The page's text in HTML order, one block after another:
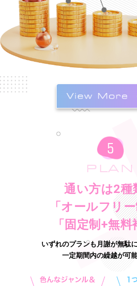
PLAN
通い方は2種
「オールフリ
「固定制+無料
いずれのプランも月謝が無駄
一定期間内の繰越が可